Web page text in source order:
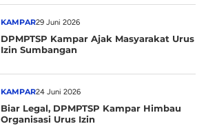
KAMPAR29 Juni 2026
DPMPTSP Kampar Ajak Masyarakat Urus
Izin Sumbangan
KAMPAR24 Juni 2026
Biar Legal, DPMPTSP Kampar Himbau
Organisasi Urus Izin